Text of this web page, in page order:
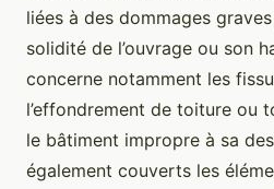
liées à des dommages
solidité de l’ouvrage ou son
concerne notamment les
l’effondrement de toiture ou
le bâtiment impropre à sa
également couverts les